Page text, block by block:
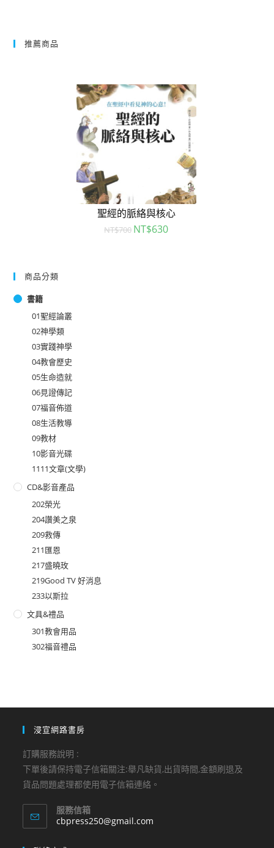
推薦商品
聖經的脈絡與核心
NT$700 NT$630
商品分類
書籍
01聖經論叢
02神學類
03實踐神學
04教會歷史
05生命造就
06見證傳記
07福音佈道
08生活教導
09教材
10影音光碟
1111文章(文學)
CD&影音產品
202榮光
204讚美之泉
209救傳
211匯恩
217盛曉玫
219Good TV 好消息
233以斯拉
文具&禮品
301教會用品
302福音禮品
浸宣網路書房
訂購服務說明 :
下單後請保持電子信箱關注:舉凡缺貨,出貨時間,金額刷退及
貨品問題處理都使用電子信箱連絡。
服務信箱
cbpress250@gmail.com